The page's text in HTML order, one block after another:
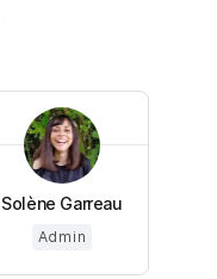
Solène Garreau
Admin